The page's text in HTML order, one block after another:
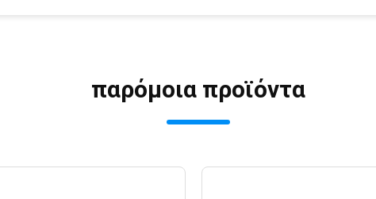
παρόμοια προϊόντα